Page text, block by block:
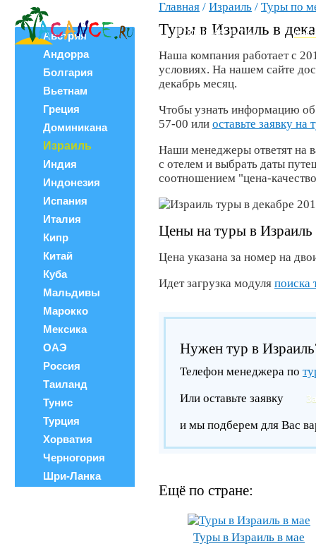
Поиск тура
Горящие туры
Как
Все страны
Австрия
Андорра
Болгария
Вьетнам
Греция
Доминикана
Израиль
Индия
Индонезия
Испания
Италия
Кипр
Китай
Куба
Мальдивы
Марокко
Мексика
ОАЭ
Россия
Таиланд
Тунис
Турция
Хорватия
Черногория
Шри-Ланка
Главная / Израиль / Туры по
Туры в Израиль в
Наша компания работает с
условиях. На нашем сайте
декабрь месяц.
Чтобы узнать информацию об
57-00 или оставьте заявку на
Наши менеджеры ответят на
с отелем и выбрать даты
соотношением "цена-
Цены на туры в Израиль
Цена указана за номер на
Идет загрузка модуля поиска
Нужен тур в
Телефон менеджера по
Или оставьте заявку
и мы подберем для Вас
Ещё по стране:
Туры в Израиль в мае